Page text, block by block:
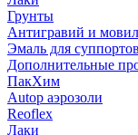
Грунты
Антигравий и
Эмаль для суппортов
Дополнительные
ПакХим
Autop аэрозоли
Reoflex
Лаки